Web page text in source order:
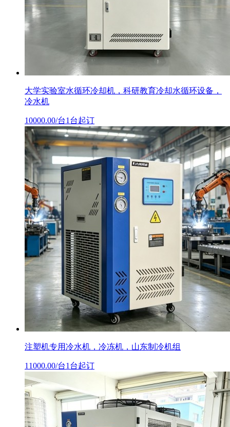
大学实验室水循环冷却机，科研教育冷却水循环设备，
冷水机
10000.00/台1台起订
注塑机专用冷水机，冷冻机，山东制冷机组
11000.00/台1台起订